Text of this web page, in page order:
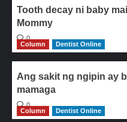
Tooth decay ni baby
Mommy
0
Column
Dentist Online
Ang sakit ng ngipin ay
mamaga
0
Column
Dentist Online